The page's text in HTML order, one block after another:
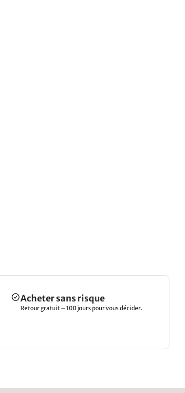
Acheter sans risque
Retour gratuit – 100 jours pour vous décider.